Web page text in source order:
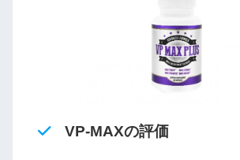
VP-MAXの評価